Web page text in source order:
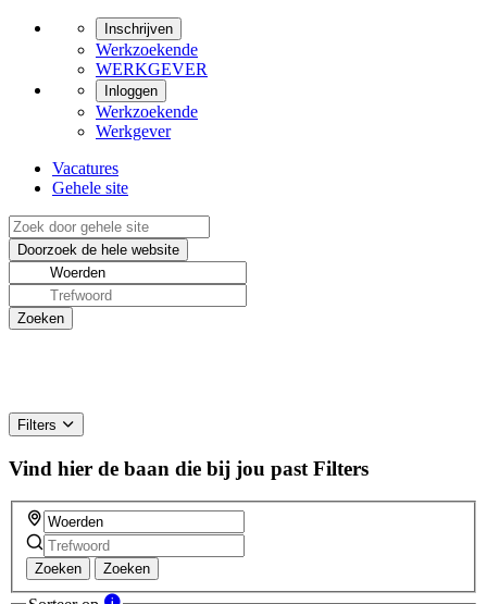
Inschrijven
Werkzoekende
WERKGEVER
Inloggen
Werkzoekende
Werkgever
Vacatures
Gehele site
Filters
Vind hier de baan die bij jou past Filters
Zoeken Zoeken